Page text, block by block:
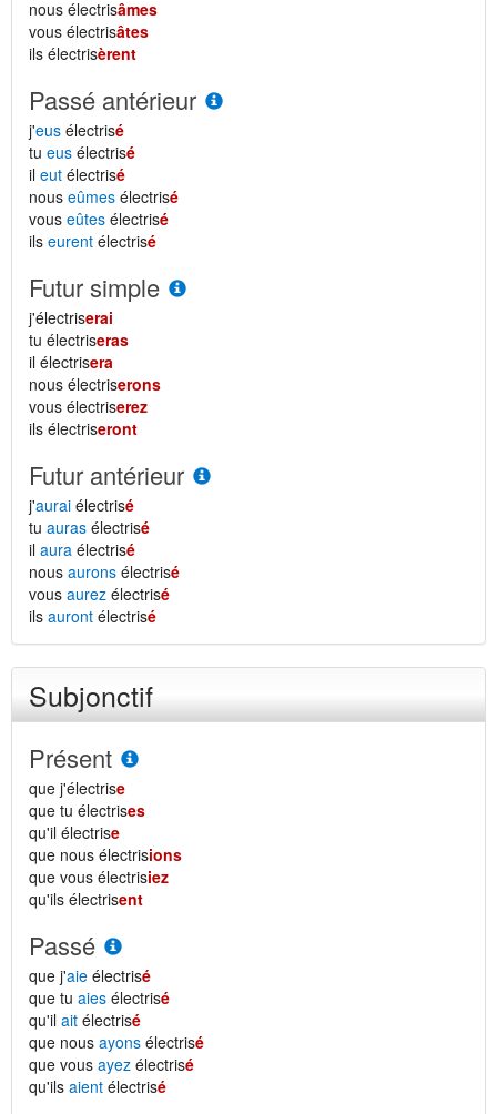
nous électrisâmes
vous électrisâtes
ils électrisèrent
Passé antérieur
j'eus électrisé
tu eus électrisé
il eut électrisé
nous eûmes électrisé
vous eûtes électrisé
ils eurent électrisé
Futur simple
j'électriserai
tu électriseras
il électrisera
nous électriserons
vous électriserez
ils électriseront
Futur antérieur
j'aurai électrisé
tu auras électrisé
il aura électrisé
nous aurons électrisé
vous aurez électrisé
ils auront électrisé
Subjonctif
Présent
que j'électrise
que tu électrises
qu'il électrise
que nous électrisions
que vous électrisiez
qu'ils électrisent
Passé
que j'aie électrisé
que tu aies électrisé
qu'il ait électrisé
que nous ayons électrisé
que vous ayez électrisé
qu'ils aient électrisé